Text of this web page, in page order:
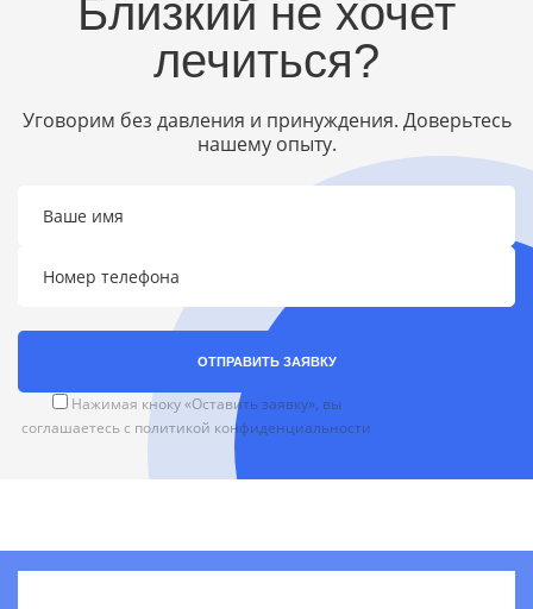
Близкий не хочет
лечиться?
Уговорим без давления и принуждения. Доверьтесь
нашему опыту.
ОТПРАВИТЬ ЗАЯВКУ
Нажимая кноку «Оставить заявку», вы
соглашаетесь с политикой конфиденциальности